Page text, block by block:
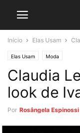
Início Elas Usam
Elas Usam Moda
Claudia
look de
Por Rosângela Espinossi